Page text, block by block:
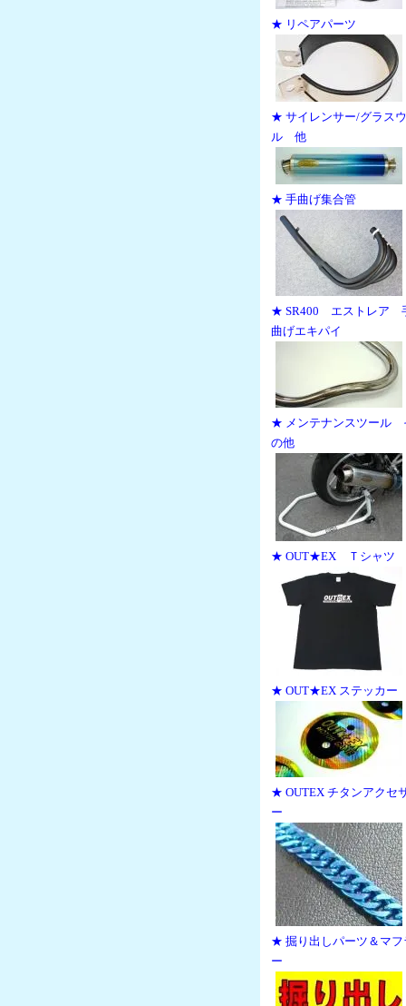
★ リペアパーツ
★ サイレンサー/グラス
ル 他
★ 手曲げ集合管
★ SR400 エストレア
曲げエキパイ
★ メンテナンスツール
の他
★ OUT★EX Ｔシャツ
★ OUT★EX ステッカー
★ OUTEX チタンアクセ
ー
★ 掘り出しパーツ＆マフ
ー